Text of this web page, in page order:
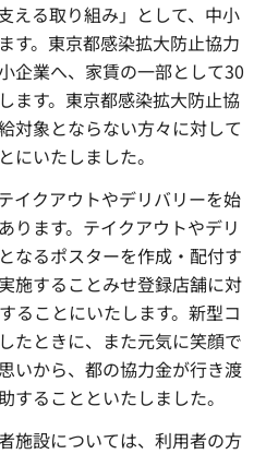
える取り組み」として、中小
す。東京都感染拡大防止協力
企業へ、家賃の一部として30
ます。東京都感染拡大防止協
対象とならない方々に対して
にいたしました。
イクアウトやデリバリーを始
ります。テイクアウトやデリ
なるポスターを作成・配付す
施することみせ登録店舗に対
ることにいたします。新型コ
たときに、また元気に笑顔で
いから、都の協力金が行き渡
することといたしました。
施設については、利用者の方